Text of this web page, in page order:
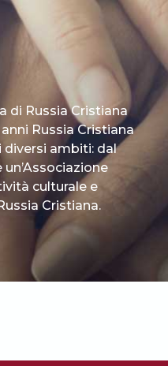
di Russia Cristiana
Russia Cristiana
diversi ambiti: dal
culturale e
Cristiana.